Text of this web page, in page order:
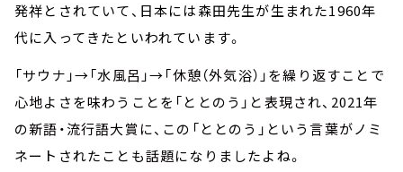
発祥とされていて、日本には森田先生が生まれた1960年
代に入ってきたといわれています。
「サウナ」→「水風呂」→「休憩（外気浴）」を繰り返すことで
心地よさを味わうことを「ととのう」と表現され、2021年
の新語・流行語大賞に、この「ととのう」という言葉がノミ
ネートされたことも話題になりましたよね。